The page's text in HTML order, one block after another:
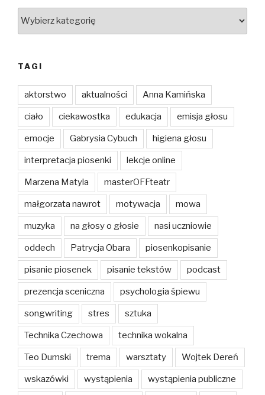
TAGI
aktorstwo aktualności Anna Kamińska
ciało ciekawostka edukacja emisja głosu
emocje Gabrysia Cybuch higiena głosu
interpretacja piosenki lekcje online
Marzena Matyla masterOFFteatr
małgorzata nawrot motywacja mowa
muzyka na głosy o głosie nasi uczniowie
oddech Patrycja Obara piosenkopisanie
pisanie piosenek pisanie tekstów podcast
prezencja sceniczna psychologia śpiewu
songwriting stres sztuka
Technika Czechowa technika wokalna
Teo Dumski trema warsztaty Wojtek Dereń
wskazówki wystąpienia wystąpienia publiczne